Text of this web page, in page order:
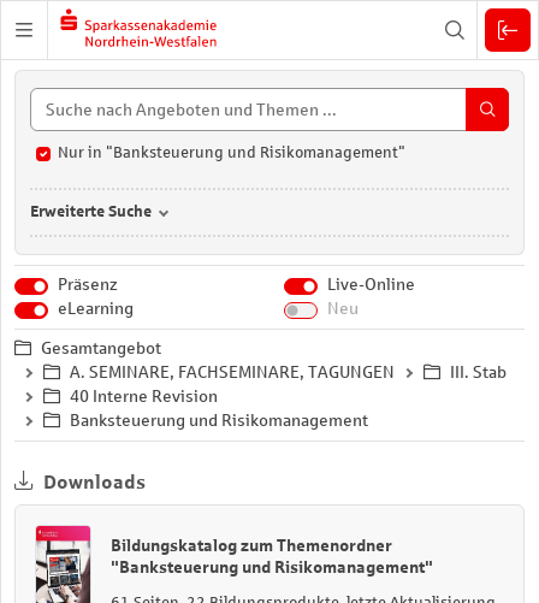
Zuklappen
Nur in "Banksteuerung und Risikomanagement"
Erweiterte Suche
Präsenz
Live-Online
eLearning
Neu
Gesamtangebot
A. SEMINARE, FACHSEMINARE, TAGUNGEN
III. Stab
40 Interne Revision
Banksteuerung und Risikomanagement
Downloads
Bildungskatalog zum Themenordner
"Banksteuerung und Risikomanagement"